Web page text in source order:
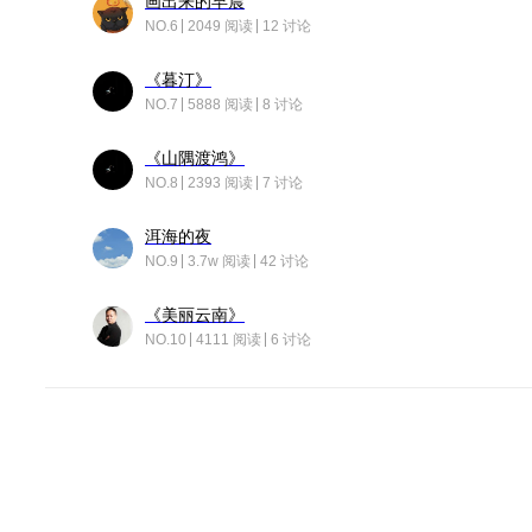
NO.6 2049 阅读 12 讨论
《暮汀》
NO.7 5888 阅读 8 讨论
《山隅渡鸿》
NO.8 2393 阅读 7 讨论
洱海的夜
NO.9 3.7w 阅读 42 讨论
《美丽云南》
NO.10 4111 阅读 6 讨论